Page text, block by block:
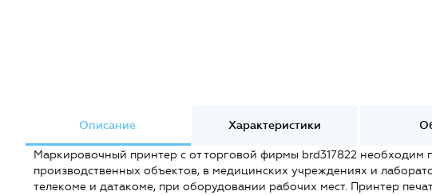
Описание Характеристики
Маркировочный принтер c от торговой фирмы brd317822 необходим
производственных объектов, в медицинских учреждениях и
телекоме и датакоме, при оборудовании рабочих мест. Принтер